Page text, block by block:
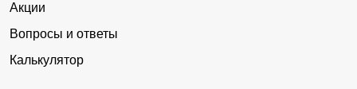
Акции
Вопросы и ответы
Калькулятор